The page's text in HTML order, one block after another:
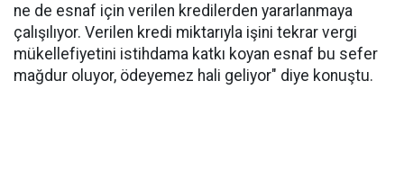
ne de esnaf için verilen kredilerden yararlanmaya
çalışılıyor. Verilen kredi miktarıyla işini tekrar vergi
mükellefiyetini istihdama katkı koyan esnaf bu sefer
mağdur oluyor, ödeyemez hali geliyor" diye konuştu.